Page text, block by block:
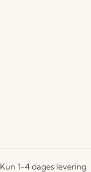
Kun 1-4 dages levering